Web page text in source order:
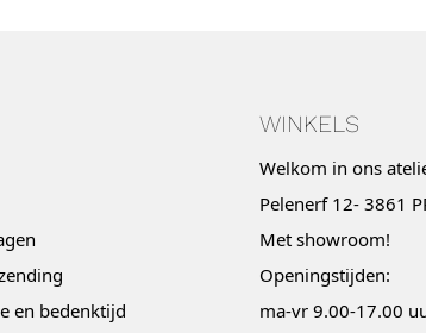
en bedenktijd
WINKELS
Welkom in ons
Pelenerf 12- 3861
Met showroom!
Openingstijden:
ma-vr 9.00-17.00